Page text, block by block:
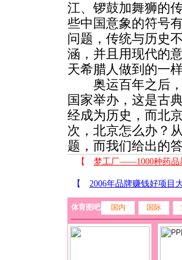
江、锣鼓加舞狮的
些中国意象的符号
问题，传统与历史
涵，并且用现代的
天希腊人做到的一
奥运百年之后，
国家举办，这是古
经成为历史，而北
次，北京怎么办？
题，而我们给出的
体育图吧 国内 国际